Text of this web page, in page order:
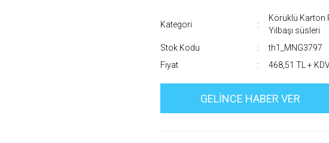
Kategori
Körüklü Karton
Yılbaşı süsleri
Stok Kodu
th1_MNG3797
Fiyat
468,51 TL +
GELİNCE HABER VER